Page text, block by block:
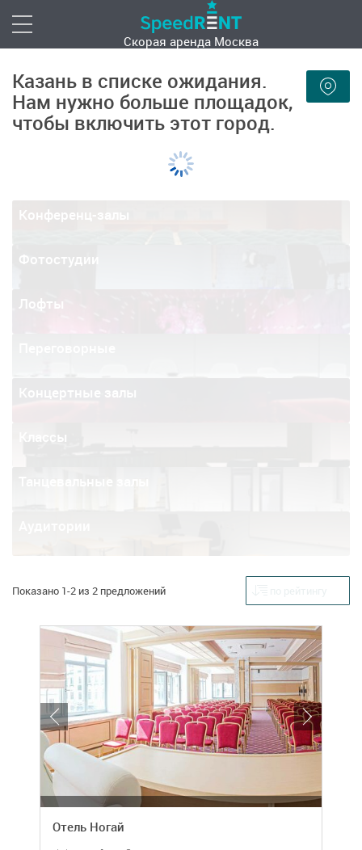
Скорая аренда Москва
Казань в списке ожидания.
Нам нужно больше площадок,
чтобы включить этот город.
Конференц-залы
Фотостудии
Лофты
Классы
Показано 1-2 из 2 предложений
Отель Ногай